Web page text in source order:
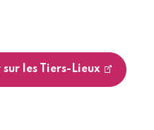
sur les Tiers-Lieux